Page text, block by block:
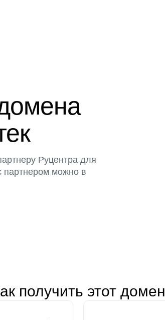
Руцентра для
партнером можно в
получить этот домен